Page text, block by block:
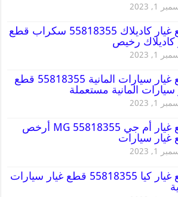
1, 2023
قطع غيار كاديلاك 55818355 سكراب قطع
كاديلاك رخيص
1, 2023
قطع غيار سيارات المانية 55818355 قطع
سيارات المانية مستعملة
1, 2023
قطع غيار أم جي MG 55818355 أرخص
غيار سيارات
1, 2023
قطع غيار كيا 55818355 قطع غيار سيارات